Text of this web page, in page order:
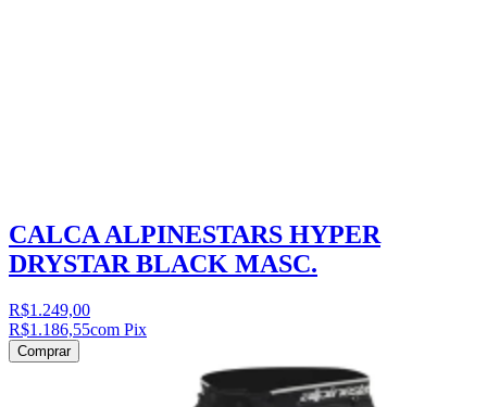
CALCA ALPINESTARS HYPER
DRYSTAR BLACK MASC.
R$1.249,00
R$1.186,55com Pix
Comprar